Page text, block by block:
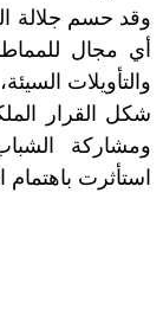
وقد حسم جلالة
أي مجال
والتأويلات
ومشاركة
استأثرت